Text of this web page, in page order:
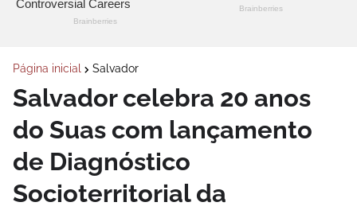
Página inicial Salvador
Salvador celebra 20 anos
do Suas com lançamento
de Diagnóstico
Socioterritorial da